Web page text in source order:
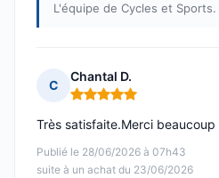
L'équipe de Cycles et Sports.
C
Chantal D.
Note : 5 sur 5
Publié le 28/06/2026 à 07h43
suite à un achat du 23/06/2026
Très satisfaite.Merci beaucoup